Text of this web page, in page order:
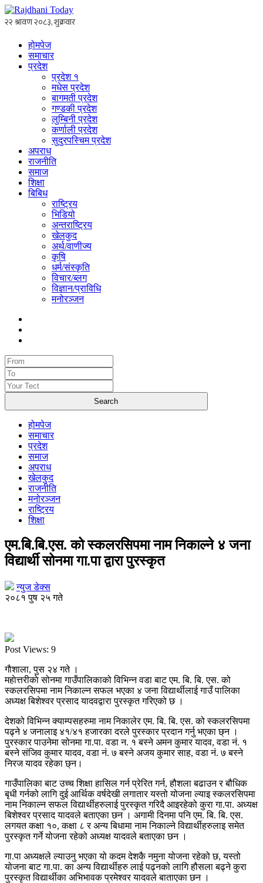
होमपेज
समाचार
प्रदेश
प्रदेश १
मधेस प्रदेश
बागमती प्रदेश
गण्डकी प्रदेश
लुम्बिनी प्रदेश
कर्णाली प्रदेश
सुदुरपस्चिम प्रदेश
अपराध
राजनीति
समाज
शिक्षा
बिबिध
राष्ट्रिय
भिडियो
अन्तराष्ट्रिय
खेलकुद
अर्थ/वाणीज्य
कृषि
धर्म/संस्कृति
विचार/ब्लग
विज्ञान/प्राविधि
मनोरञ्जन
होमपेज
समाचार
प्रदेश
समाज
अपराध
खेलकुद
राजनीति
मनोरञ्जन
राष्ट्रिय
शिक्षा
एम.बि.बि.एस. को स्कलरसिपमा नाम निकाल्ने ४ जना
विद्यार्थी सोनमा गा.पा द्वारा पुरस्कृत
न्युज डेक्स
२०८१ पुष २५ गते
Post Views: 9
गाैशाला, पुस २४ गते ।
महाेत्तरीकाे सोनमा गाउँपालिकाको विभिन्न वडा बाट एम. बि. बि. एस. को
स्कलरसिपमा नाम निकाल्न सफल भएका ४ जना विद्यार्थीलाई गाउँ पालिका
अध्यक्ष बिशेश्वर प्रसाद यादवद्वारा पुरस्कृत गरिएको छ ।
देशको विभिन्न क्याम्पसहरुमा नाम निकालेर एम. बि. बि. एस. को स्कलरसिपमा
पढ्ने ४ जनालाइ ४१/४१ हजारका दरले पुरस्कार प्रदान गर्नु भएका छ्न ।
पुरस्कार पाउनेमा सोनमा गा.पा. वडा न. १ बस्ने अमन कुमार यादव, वडा नं. १
बस्ने संजिव कुमार यादव, वडा नं. ७ बस्ने अजय कुमार साह, वडा नं. ७ बस्ने
निरज यादव रहेका छ्न।
गाउँपालिका बाट उच्च शिक्षा हासिल गर्न प्रेरित गर्न, हौशला बढाउन र बौधिक
बृधी गर्नको लागि दुई आर्थिक वर्षदेखी लगातार यस्तो योजना ल्याइ स्कलरसिपमा
नाम निकाल्न सफल विद्यार्थीहरुलाई पुरस्कृत गरिदै आइरहेको कुरा गा.पा. अध्यक्ष
बिशेश्वर प्रसाद यादवले बताएका छन । अगामी दिनमा पनि एम. बि. बि. एस.
लगयत कक्षा १०, कक्षा ८ र अन्य बिधामा नाम निकाल्ने विद्यार्थीहरुलाइ समेत
पुरस्कृत गर्ने योजना रहेको अध्यक्ष यादवले बताएका छन ।
गा.पा अध्यक्षले ल्याउनु भएका यो कदम देशकै नमुना योजना रहेको छ, यस्तो
योजना बाट गा.पा. का अन्य विद्यार्थीहरु लाई पढ्नको लागि हौसला बढ्ने कुरा
पुरस्कृत विद्यार्थीका अभिभावक प्रमेश्वर यादवले बाताएका छन ।